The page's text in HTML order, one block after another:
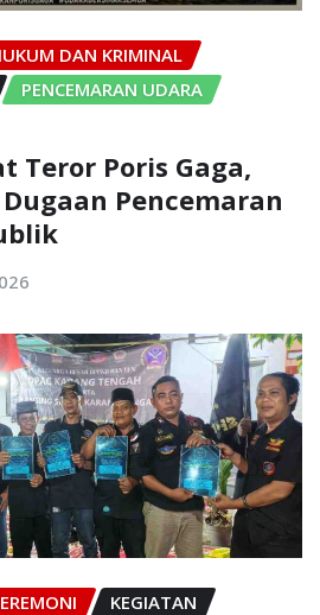
DAN KRIMINAL
PENCEMARAN UDARA
Teror Poris Gaga,
Pencemaran
KEGIATAN